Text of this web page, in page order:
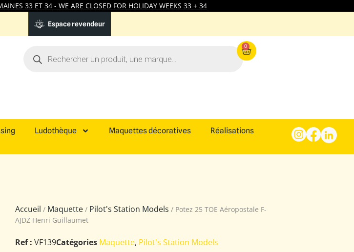
33 ET 34 - WE ARE CLOSED FOR HOLIDAY WEEKS 33 + 34
Espace revendeur
0
Ludothèque Maquettes décoratives Réalisations
Accueil / Maquette / Pilot's Station Models / Potez 25 TOE Aéropostale F-
AJDZ Henri Guillaumet
Ref : VF139Catégories Maquette, Pilot's Station Models